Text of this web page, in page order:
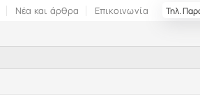
Νέα και άρθρα Επικοινωνία Τηλ.